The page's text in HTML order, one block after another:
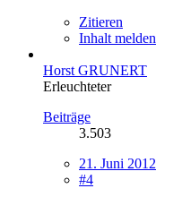
Zitieren
Inhalt melden
Horst GRUNERT
Erleuchteter
Beiträge
3.503
21. Juni 2012
#4